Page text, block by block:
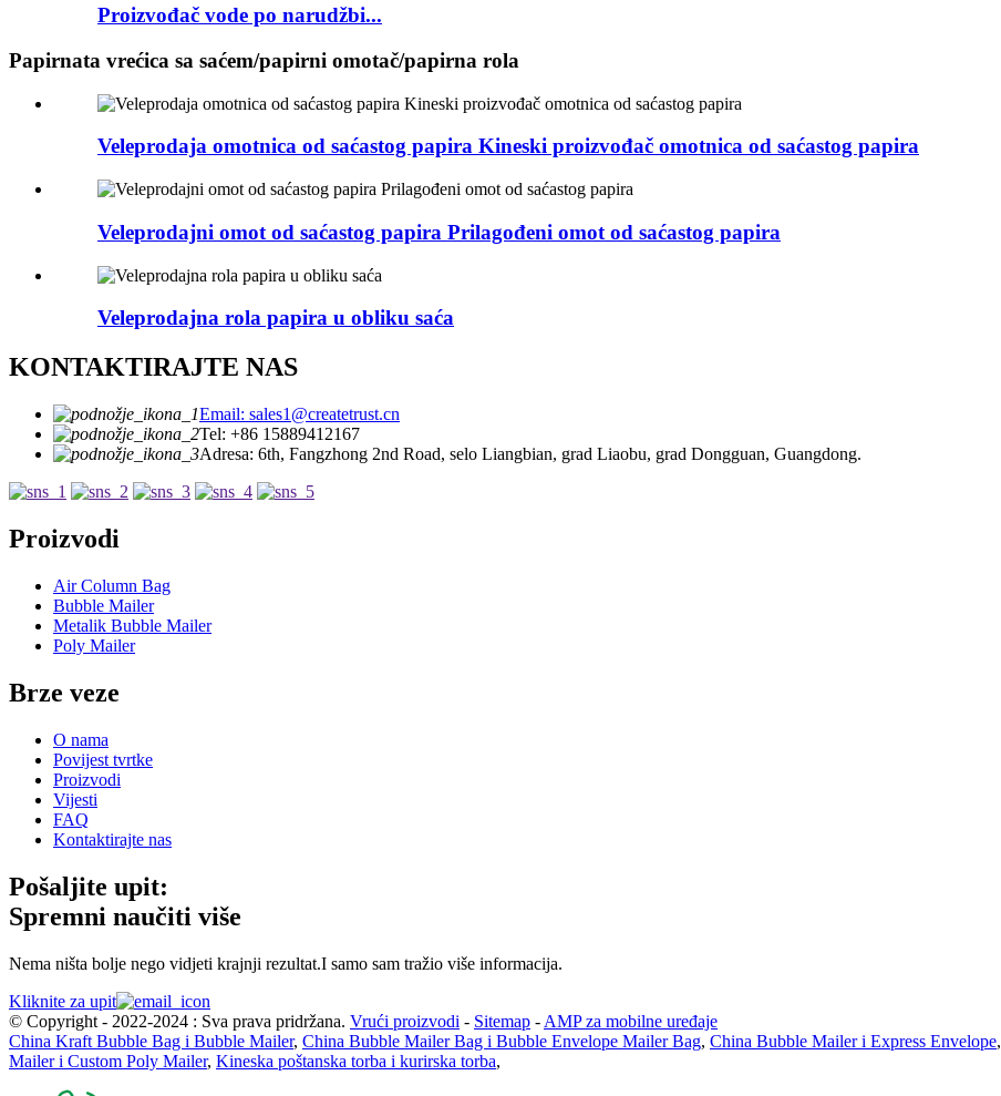
Proizvođač vode po narudžbi...
Papirnata vrećica sa saćem/papirni omotač/papirna rola
Veleprodaja omotnica od saćastog papira Kineski proizvođač omotnica od saćastog papira
Veleprodajni omot od saćastog papira Prilagođeni omot od saćastog papira
Veleprodajna rola papira u obliku saća
KONTAKTIRAJTE NAS
Email: sales1@createtrust.cn
Tel: +86 15889412167
Adresa: 6th, Fangzhong 2nd Road, selo Liangbian, grad Liaobu, grad Dongguan, Guangdong.
Proizvodi
Air Column Bag
Bubble Mailer
Metalik Bubble Mailer
Poly Mailer
Brze veze
O nama
Povijest tvrtke
Proizvodi
Vijesti
FAQ
Kontaktirajte nas
Pošaljite upit:
Spremni naučiti više
Nema ništa bolje nego vidjeti krajnji rezultat.I samo sam tražio više informacija.
Kliknite za upit
© Copyright - 2022-2024 : Sva prava pridržana. Vrući proizvodi - Sitemap - AMP za mobilne uređaje
China Kraft Bubble Bag i Bubble Mailer, China Bubble Mailer Bag i Bubble Envelope Mailer Bag, China Bubble Mailer i Express Envelope,
Mailer i Custom Poly Mailer, Kineska poštanska torba i kurirska torba,